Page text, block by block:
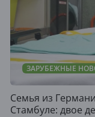
ЗАРУБЕЖНЫЕ
Семья из
Стамбуле: двое